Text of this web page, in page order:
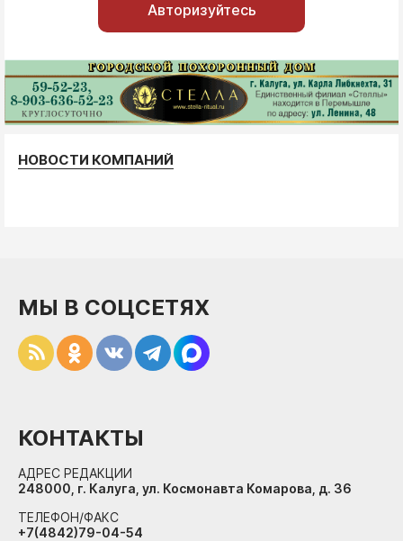
Авторизуйтесь
НОВОСТИ КОМПАНИЙ
МЫ В СОЦСЕТЯХ
КОНТАКТЫ
АДРЕС РЕДАКЦИИ
248000, г. Калуга, ул. Космонавта Комарова, д. 36
ТЕЛЕФОН/ФАКС
+7(4842)79-04-54